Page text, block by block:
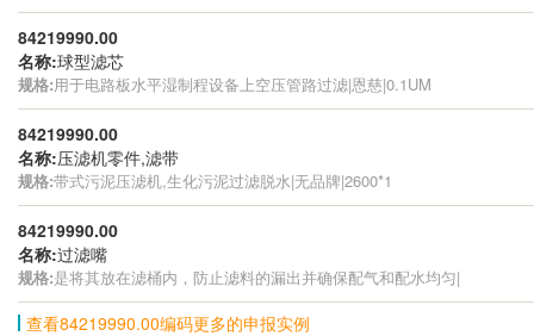
84219990.00
名称:球型滤芯
规格:用于电路板水平湿制程设备上空压管路过滤|恩慈|0.1UM
84219990.00
名称:压滤机零件,滤带
规格:带式污泥压滤机,生化污泥过滤脱水|无品牌|2600*1
84219990.00
名称:过滤嘴
规格:是将其放在滤桶内，防止滤料的漏出并确保配气和配水均匀|
查看84219990.00编码更多的申报实例